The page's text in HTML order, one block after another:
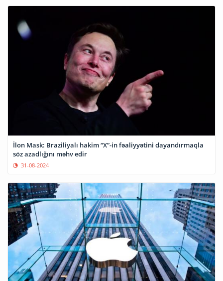
İlon Mask: Braziliyalı hakim “X”-in fəaliyyətini dayandırmaqla
söz azadlığını məhv edir
31-08-2024